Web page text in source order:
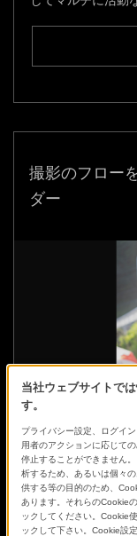
撮影のフロー
ダー
写真家 諸永恒夫
当社ウェブサイトで
す。
プライバシー設定、ログイ
用者のアクションに応じて
停止することができません
析するため、あるいは個々
供する等の目的のため、
あります。それらのCookie
ックしてください。Cookie
ックして下さい。Cookie設